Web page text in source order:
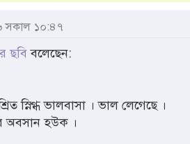
সকাল ১০:৪৭
ছবিবলেছেন:
স্নিগ্ধ ভালবাসা । ভাল লেগেছে ।
অবসান হউক ।